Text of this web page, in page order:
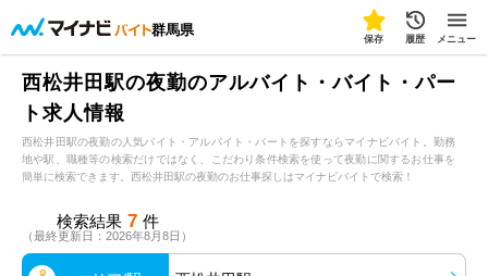
群馬県
保存 履歴 メニュー
西松井田駅の夜勤のアルバイト・バイト・パー
ト求人情報
西松井田駅の夜勤の人気バイト・アルバイト・パートを探すならマイナビバイト。勤務
地や駅、職種等の検索だけではなく、こだわり条件検索を使って夜勤に関するお仕事を
簡単に検索できます。西松井田駅の夜勤のお仕事探しはマイナビバイトで検索！
検索結果 7 件
（最終更新日：2026年8月8日）